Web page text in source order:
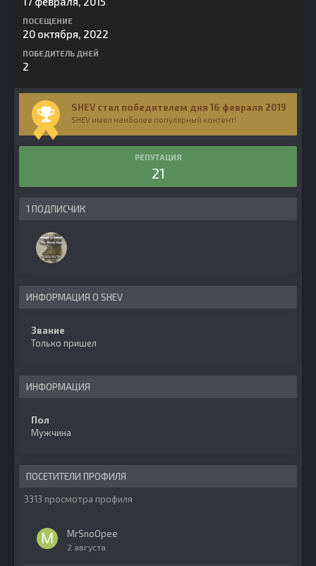
ПОСЕЩЕНИЕ
20 октября, 2022
ПОБЕДИТЕЛЬ ДНЕЙ
2
SHEV стал победителем дня 16 февраля 2019
SHEV имел наиболее популярный контент!
РЕПУТАЦИЯ
21
1 ПОДПИСЧИК
ИНФОРМАЦИЯ О SHEV
Звание
Только пришел
ИНФОРМАЦИЯ
Пол
Мужчина
ПОСЕТИТЕЛИ ПРОФИЛЯ
3313 просмотра профиля
MrSnoOpee
2 августа